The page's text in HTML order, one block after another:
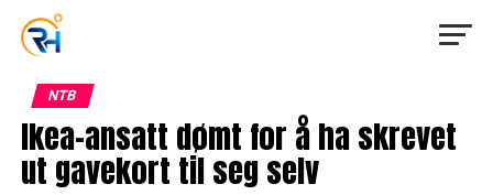
NTB
Ikea-ansatt dømt for å ha skrevet
ut gavekort til seg selv